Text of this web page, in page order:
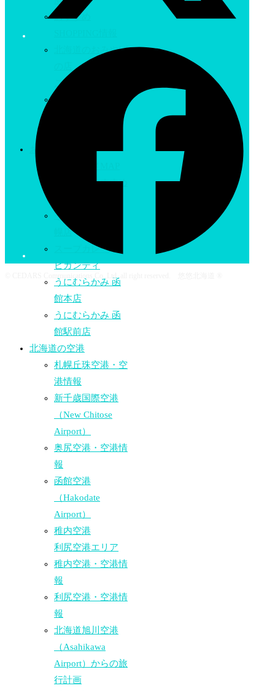
おすすめ
北海道のおみやげ
こぶしや
おすすめグルメ
北海道のおすすめ
うにむらかみ 札
幌店
スープカレー
ピカンティ
うにむらかみ 函
館本店
うにむらかみ 函
館駅前店
北海道の空港
札幌丘珠空港・空
港情報
新千歳国際空港
（New Chitose
Airport）
奥尻空港・空港情
報
函館空港
（Hakodate
Airport）
稚内空港
利尻空港エリア
稚内空港・空港情
報
利尻空港・空港情
報
北海道旭川空港
（Asahikawa
Airport）からの旅
行計画